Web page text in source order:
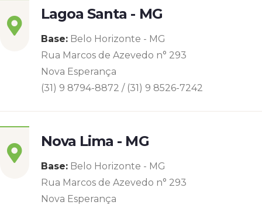
Lagoa Santa - MG
Base: Belo Horizonte - MG
Rua Marcos de Azevedo n° 293
Nova Esperança
(31) 9 8794-8872 / (31) 9 8526-7242
Nova Lima - MG
Base: Belo Horizonte - MG
Rua Marcos de Azevedo n° 293
Nova Esperança